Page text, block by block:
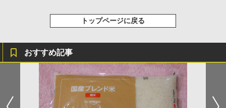
トップページに戻る
おすすめ記事